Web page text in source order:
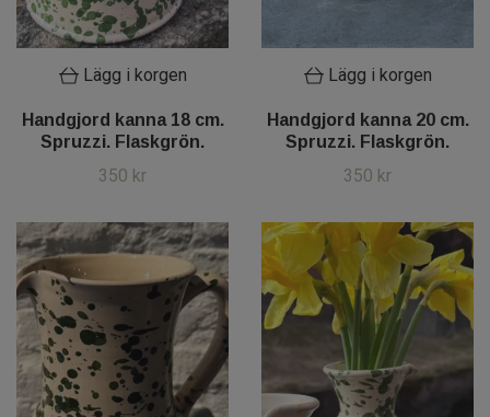
Lägg i korgen
Handgjord kanna 18 cm.
Spruzzi. Flaskgrön.
350 kr
Lägg i korgen
Handgjord kanna 20 cm.
Spruzzi. Flaskgrön.
350 kr